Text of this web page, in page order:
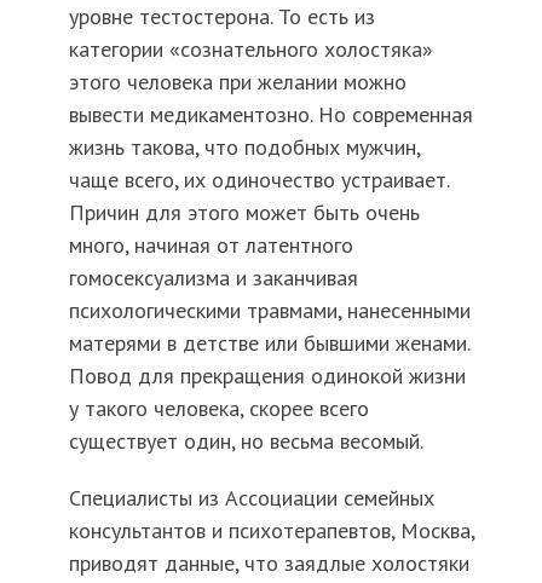
уровне тестостерона. То есть из
категории «сознательного холостяка»
этого человека при желании можно
вывести медикаментозно. Но современная
жизнь такова, что подобных мужчин,
чаще всего, их одиночество устраивает.
Причин для этого может быть очень
много, начиная от латентного
гомосексуализма и заканчивая
психологическими травмами, нанесенными
матерями в детстве или бывшими женами.
Повод для прекращения одинокой жизни
у такого человека, скорее всего
существует один, но весьма весомый.
Специалисты из Ассоциации семейных
консультантов и психотерапевтов, Москва,
приводят данные, что заядлые холостяки